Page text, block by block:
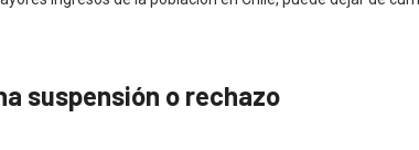
suspensión o rechazo